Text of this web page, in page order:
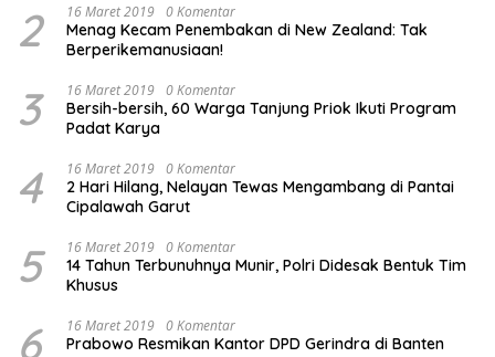
2 16 Maret 2019 0 Komentar
Menag Kecam Penembakan di New Zealand: Tak
Berperikemanusiaan!
3 16 Maret 2019 0 Komentar
Bersih-bersih, 60 Warga Tanjung Priok Ikuti Program
Padat Karya
4 16 Maret 2019 0 Komentar
2 Hari Hilang, Nelayan Tewas Mengambang di Pantai
Cipalawah Garut
5 16 Maret 2019 0 Komentar
14 Tahun Terbunuhnya Munir, Polri Didesak Bentuk Tim
Khusus
6 16 Maret 2019 0 Komentar
Prabowo Resmikan Kantor DPD Gerindra di Banten